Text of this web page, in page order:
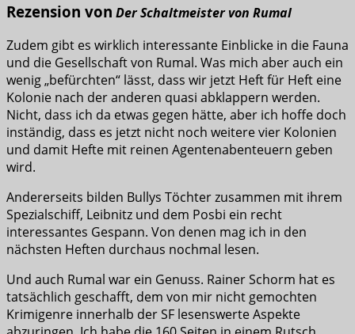
Rezension von Der Schaltmeister von Rumal
Zudem gibt es wirklich interessante Einblicke in die Fauna
und die Gesellschaft von Rumal. Was mich aber auch ein
wenig „befürchten“ lässt, dass wir jetzt Heft für Heft eine
Kolonie nach der anderen quasi abklappern werden.
Nicht, dass ich da etwas gegen hätte, aber ich hoffe doch
inständig, dass es jetzt nicht noch weitere vier Kolonien
und damit Hefte mit reinen Agentenabenteuern geben
wird.
Andererseits bilden Bullys Töchter zusammen mit ihrem
Spezialschiff, Leibnitz und dem Posbi ein recht
interessantes Gespann. Von denen mag ich in den
nächsten Heften durchaus nochmal lesen.
Und auch Rumal war ein Genuss. Rainer Schorm hat es
tatsächlich geschafft, dem von mir nicht gemochten
Krimigenre innerhalb der SF lesenswerte Aspekte